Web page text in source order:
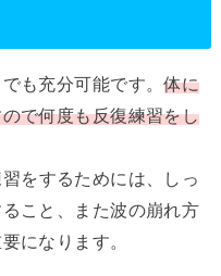
も充分可能です。体に
で何度も反復練習をし
をするためには、しっ
こと、また波の崩れ方
になります。